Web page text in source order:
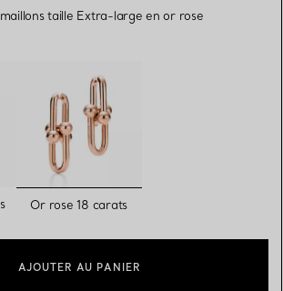
maillons taille Extra-large en or rose
sélectionnés
Or rose 18 carats
AJOUTER AU PANIER